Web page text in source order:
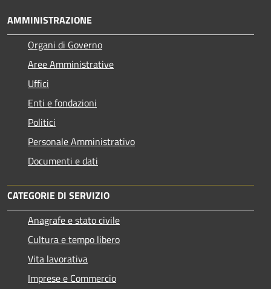
AMMINISTRAZIONE
Organi di Governo
Aree Amministrative
Uffici
Enti e fondazioni
Politici
Personale Amministrativo
Documenti e dati
CATEGORIE DI SERVIZIO
Anagrafe e stato civile
Cultura e tempo libero
Vita lavorativa
Imprese e Commercio